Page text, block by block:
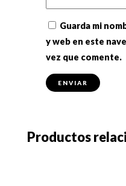
Guarda mi
y web en este
vez que comente.
Productos